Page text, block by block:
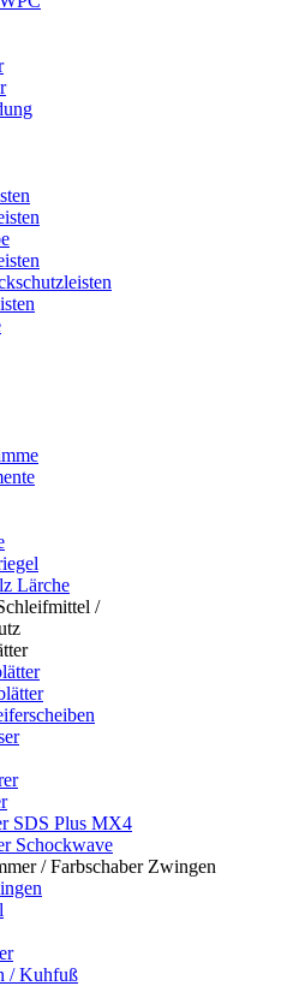
Lärche
/
SDS Plus MX4
Schockwave
/ Farbschaber Zwingen
/ Kuhfuß